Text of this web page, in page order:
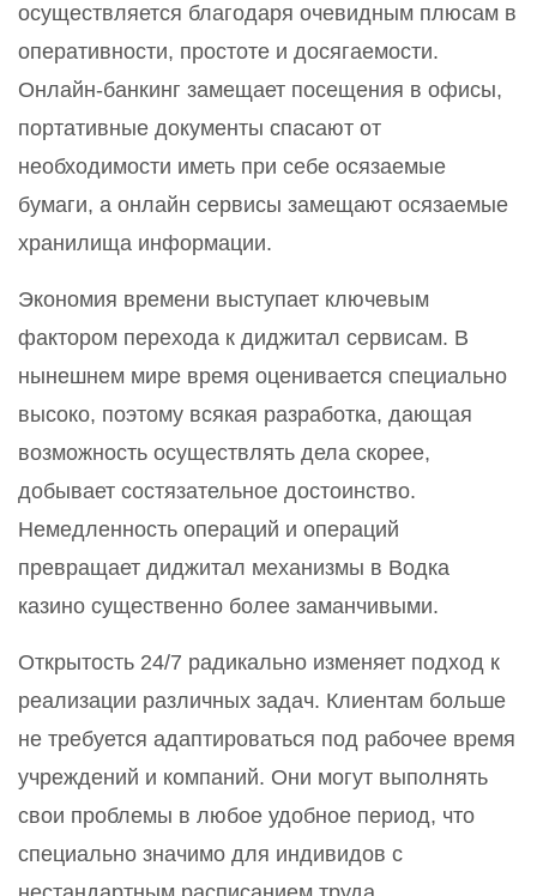
осуществляется благодаря очевидным плюсам в
оперативности, простоте и досягаемости.
Онлайн-банкинг замещает посещения в офисы,
портативные документы спасают от
необходимости иметь при себе осязаемые
бумаги, а онлайн сервисы замещают осязаемые
хранилища информации.
Экономия времени выступает ключевым
фактором перехода к диджитал сервисам. В
нынешнем мире время оценивается специально
высоко, поэтому всякая разработка, дающая
возможность осуществлять дела скорее,
добывает состязательное достоинство.
Немедленность операций и операций
превращает диджитал механизмы в Водка
казино существенно более заманчивыми.
Открытость 24/7 радикально изменяет подход к
реализации различных задач. Клиентам больше
не требуется адаптироваться под рабочее время
учреждений и компаний. Они могут выполнять
свои проблемы в любое удобное период, что
специально значимо для индивидов с